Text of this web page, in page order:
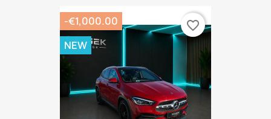
-€1,000.00
NEW
favorite_border